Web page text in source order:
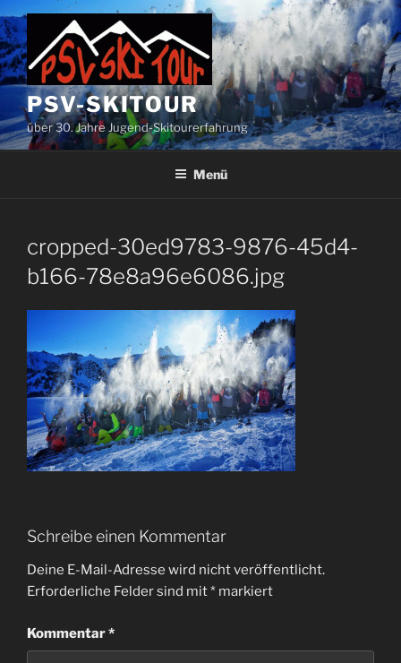
Zum
Inhalt
springen
PSV-SKITOUR
über 30. Jahre Jugend-Skitourerfahrung
Menü
cropped-30ed9783-9876-45d4-
b166-78e8a96e6086.jpg
Schreibe einen Kommentar
Deine E-Mail-Adresse wird nicht veröffentlicht.
Erforderliche Felder sind mit* markiert
Kommentar*